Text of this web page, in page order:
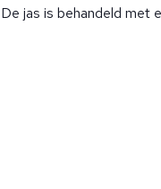
De jas is behandeld met